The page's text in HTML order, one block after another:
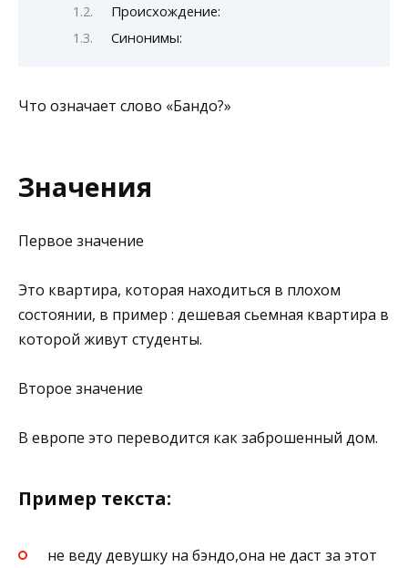
Происхождение:
Синонимы:
Что означает слово «Бандо?»
Значения
Первое значение
Это квартира, которая находиться в плохом
состоянии, в пример : дешевая сьемная квартира в
которой живут студенты.
Второе значение
В европе это переводится как заброшенный дом.
Пример текста:
не веду девушку на бэндо,она не даст за этот